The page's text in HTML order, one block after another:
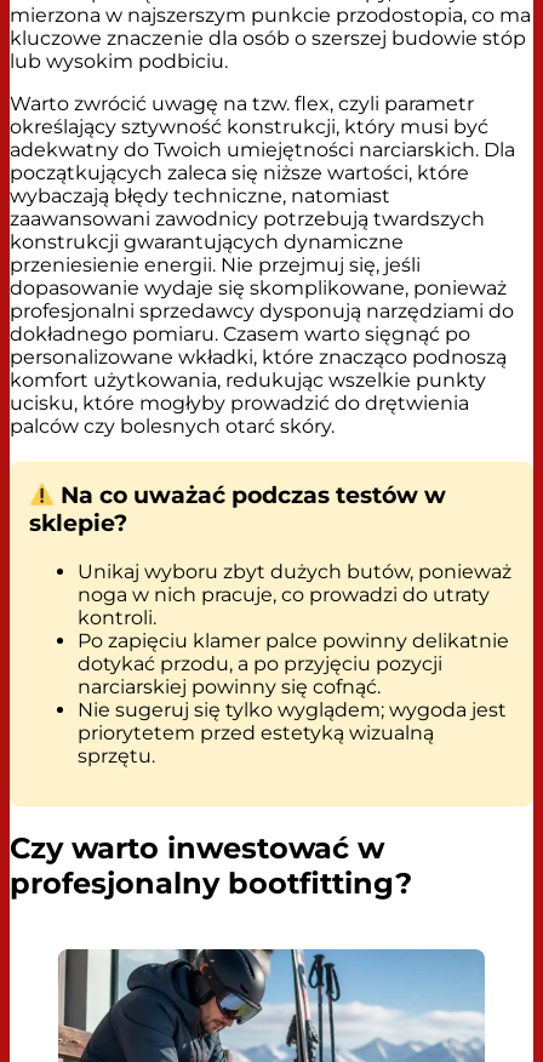
mierzona w najszerszym punkcie przodostopia, co ma
kluczowe znaczenie dla osób o szerszej budowie stóp
lub wysokim podbiciu.
Warto zwrócić uwagę na tzw. flex, czyli parametr
określający sztywność konstrukcji, który musi być
adekwatny do Twoich umiejętności narciarskich. Dla
początkujących zaleca się niższe wartości, które
wybaczają błędy techniczne, natomiast
zaawansowani zawodnicy potrzebują twardszych
konstrukcji gwarantujących dynamiczne
przeniesienie energii. Nie przejmuj się, jeśli
dopasowanie wydaje się skomplikowane, ponieważ
profesjonalni sprzedawcy dysponują narzędziami do
dokładnego pomiaru. Czasem warto sięgnąć po
personalizowane wkładki, które znacząco podnoszą
komfort użytkowania, redukując wszelkie punkty
ucisku, które mogłyby prowadzić do drętwienia
palców czy bolesnych otarć skóry.
Na co uważać podczas testów w
sklepie?
Unikaj wyboru zbyt dużych butów, ponieważ
noga w nich pracuje, co prowadzi do utraty
kontroli.
Po zapięciu klamer palce powinny delikatnie
dotykać przodu, a po przyjęciu pozycji
narciarskiej powinny się cofnąć.
Nie sugeruj się tylko wyglądem; wygoda jest
priorytetem przed estetyką wizualną
sprzętu.
Czy warto inwestować w
profesjonalny bootfitting?